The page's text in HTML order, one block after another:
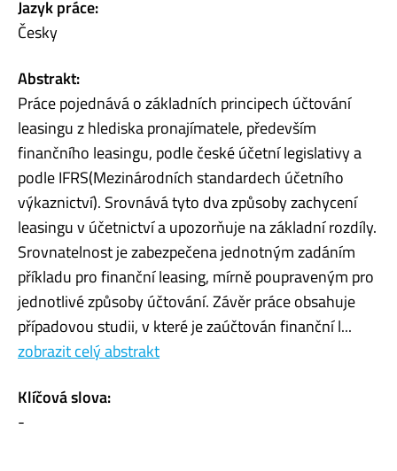
Jazyk práce:
Česky
Abstrakt:
Práce pojednává o základních principech účtování
leasingu z hlediska pronajímatele, především
finančního leasingu, podle české účetní legislativy a
podle IFRS(Mezinárodních standardech účetního
výkaznictví). Srovnává tyto dva způsoby zachycení
leasingu v účetnictví a upozorňuje na základní rozdíly.
Srovnatelnost je zabezpečena jednotným zadáním
příkladu pro finanční leasing, mírně poupraveným pro
jednotlivé způsoby účtování. Závěr práce obsahuje
případovou studii, v které je zaúčtován finanční l...
zobrazit celý abstrakt
Klíčová slova:
-